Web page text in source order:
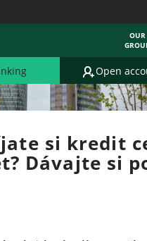
OUR
Open
si kredit
Dávajte si